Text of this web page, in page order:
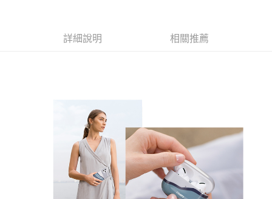
４．使用「AFTEE先享後付」時，將依據個別帳號之用戶狀況，依本公司即
詳細說明 相關推薦